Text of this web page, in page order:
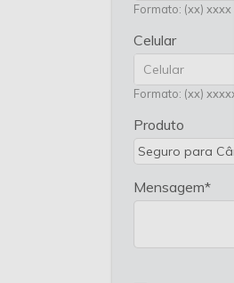
Formato: (xx) xxxx
Celular
Formato: (xx)
Produto
Mensagem